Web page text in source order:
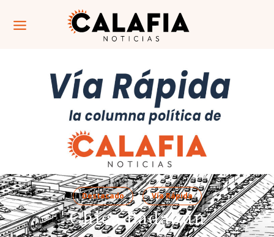
Destacado Vía Rápida
Chica Badabun